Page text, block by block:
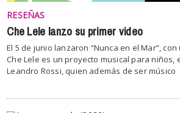
RESEÑAS
Che Lele lanzo su primer video
El 5 de junio lanzaron “Nunca en el Mar”,
Che Lele es un proyecto musical para niños,
Leandro Rossi, quien además de ser músico